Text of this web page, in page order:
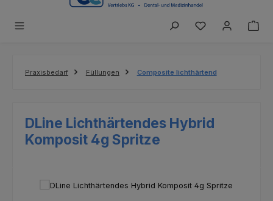
Du hast 0
Praxisbedarf Füllungen Composite lichthärtend
DLine Lichthärtendes Hybrid
Komposit 4g Spritze
Bildergalerie überspringen